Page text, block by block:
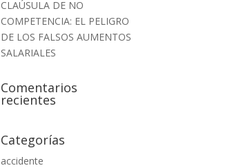
CLAÚSULA DE NO
COMPETENCIA: EL PELIGRO
DE LOS FALSOS AUMENTOS
SALARIALES
Comentarios
recientes
Categorías
accidente